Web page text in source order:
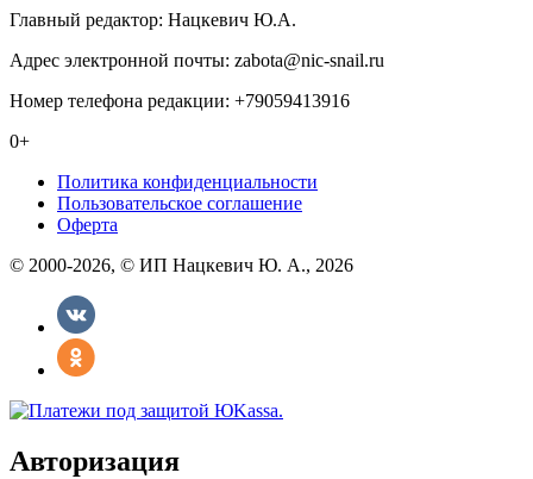
Главный редактор: Нацкевич Ю.А.
Адрес электронной почты: zabota@nic-snail.ru
Номер телефона редакции: +79059413916
0+
Политика конфиденциальности
Пользовательское соглашение
Оферта
© 2000-2026, © ИП Нацкевич Ю. А., 2026
Авторизация